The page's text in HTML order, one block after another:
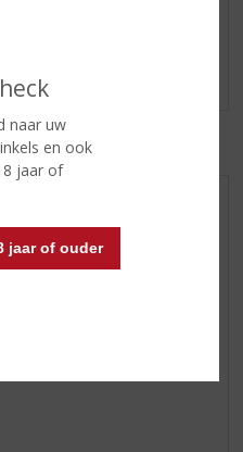
naar uw
en ook
jaar of
jaar of ouder
voor dit product